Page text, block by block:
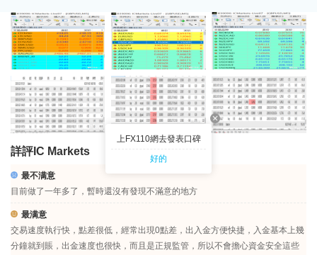
詳評IC Markets
最不满意
目前做了一年多了，暫時還沒有發現不滿意的地方
最满意
交易速度執行快，點差很低，經常出現0點差，出入金方便快捷，入金基本上幾
分鐘就到賬，出金速度也很快，而且是正規監管，所以不會擔心資金安全這些
上FX110網去發表口碑
好的